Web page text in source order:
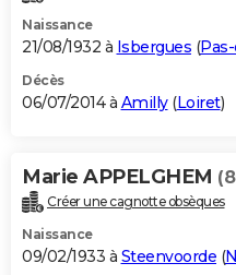
Naissance
21/08/1932 à Isbergues (
Décès
06/07/2014 à Amilly(Loiret)
Marie APPELGHEM
Créer une cagnotte obsèques
Naissance
09/02/1933 à Steenvoorde (